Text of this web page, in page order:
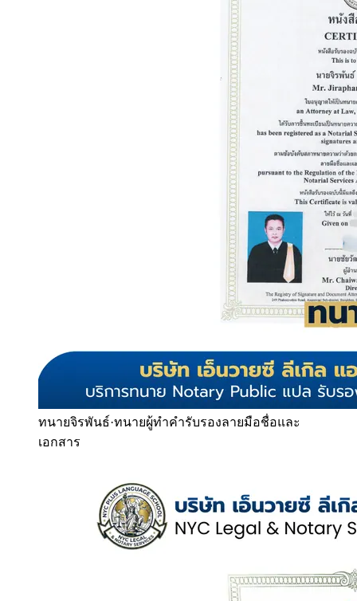
ทนายจิรพันธ์·ทนายผู้ทำคำรับรองลายมือชื่อและ
เอกสาร